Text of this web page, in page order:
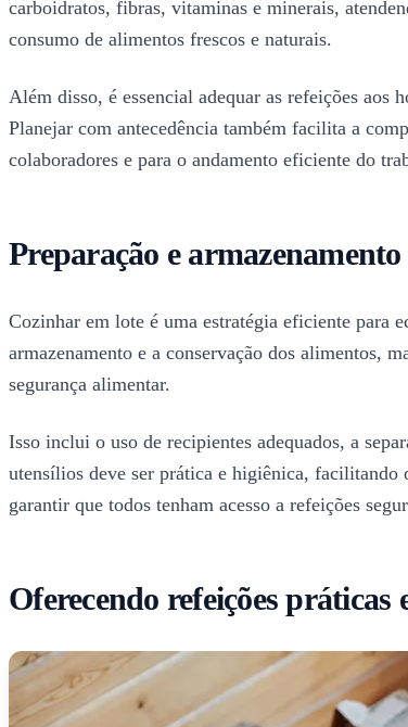
carboidratos, fibras, vitaminas e minerais,
consumo de alimentos frescos e naturais.
Além disso, é essencial adequar as refeições aos
Planejar com antecedência também facilita a
colaboradores e para o andamento eficiente do
Preparação e
Cozinhar em lote é uma estratégia eficiente para
armazenamento e a conservação dos alimentos,
segurança alimentar.
Isso inclui o uso de recipientes adequados, a
utensílios deve ser prática e higiênica, facilitando
garantir que todos tenham acesso a refeições
Oferecendo refeições práticas